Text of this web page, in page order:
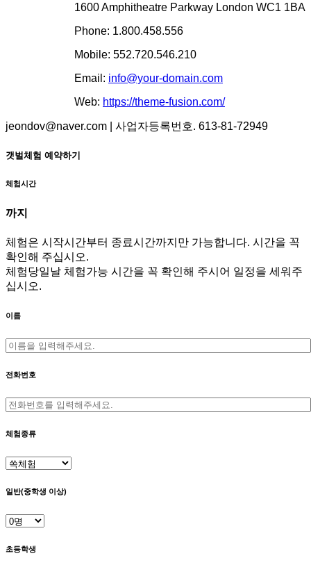
1600 Amphitheatre Parkway London WC1 1BA
Phone: 1.800.458.556
Mobile: 552.720.546.210
Email: info@your-domain.com
Web: https://theme-fusion.com/
jeondov@naver.com | 사업자등록번호. 613-81-72949
갯벌체험 예약하기
체험시간
까지
체험은 시작시간부터 종료시간까지만 가능합니다. 시간을 꼭
확인해 주십시오.
체험당일날 체험가능 시간을 꼭 확인해 주시어 일정을 세워주
십시오.
이름
전화번호
체험종류
일반(중학생 이상)
초등학생